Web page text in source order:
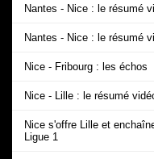
Nantes - Nice : le résumé
Nantes - Nice : le résumé
Nice - Fribourg : les échos
Nice - Lille : le résumé
Nice s'offre Lille et
Ligue 1